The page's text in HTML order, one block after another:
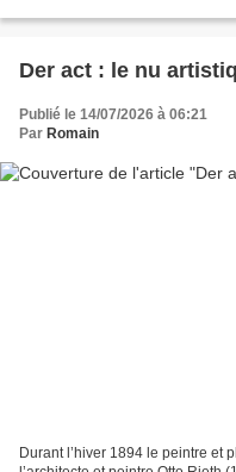
Der act : le nu
Publié le 14/07/2026 à 06:21
Par Romain
Durant l’hiver 1894 le peintre et